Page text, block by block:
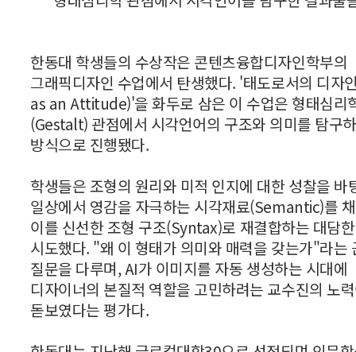
한동대 학생들의 수상작은 콘텐츠융합디자인학부의
그래픽디자인 수업에서 탄생했다. '태도로서의 디자
as an Attitude)'을 화두로 삼은 이 수업은 형태심리
(Gestalt) 관점에서 시각언어의 구조와 의미를 탐구
방식으로 진행됐다.
학생들은 조형의 원리와 미적 인지에 대한 성찰을 바
일상에서 영감을 자극하는 시각재료(Semantic)를
이를 신선한 조형 구조(Syntax)로 재결합하는 대담
시도했다. "왜 이 형태가 의미와 매력을 갖는가"라는
질문을 다루며, AI가 이미지를 자동 생성하는 시대에
디자이너의 본질적 역할을 고민하려는 교수진의 노
돋보였다는 평가다.